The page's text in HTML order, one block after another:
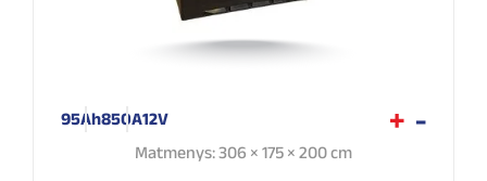
95Ah850A12V
Matmenys: 306 × 175 × 200 cm